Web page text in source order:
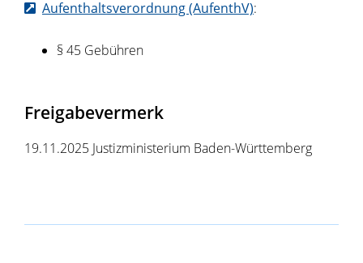
Aufenthaltsverordnung (AufenthV):
§ 45 Gebühren
Freigabevermerk
19.11.2025 Justizministerium Baden-Württemberg